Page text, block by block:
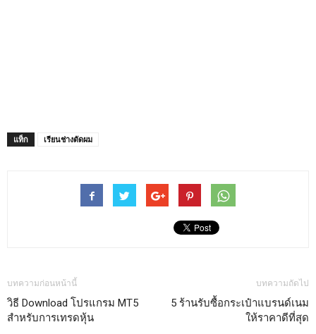
แท็ก เรียนช่างตัดผม
บทความก่อนหน้านี้
วิธี Download โปรแกรม MT5
สำหรับการเทรดหุ้น
บทความถัดไป
5 ร้านรับซื้อกระเป๋าแบรนด์เนม
ให้ราคาดีที่สุด